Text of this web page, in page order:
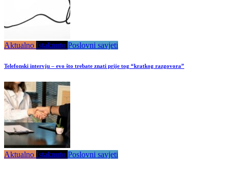
Aktualno Istaknuto Poslovni savjeti
Telefonski intervju – evo što trebate znati prije tog “kratkog razgovora”
Aktualno Istaknuto Poslovni savjeti